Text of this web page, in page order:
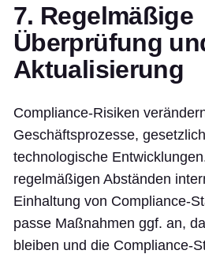
7. Regelmäßige
Überprüfung
Aktualisierung
Compliance-Risiken
Geschäftsprozesse,
technologische
regelmäßigen Abständen
Einhaltung von Compliance-
passe Maßnahmen ggf. an,
bleiben und die Compliance-